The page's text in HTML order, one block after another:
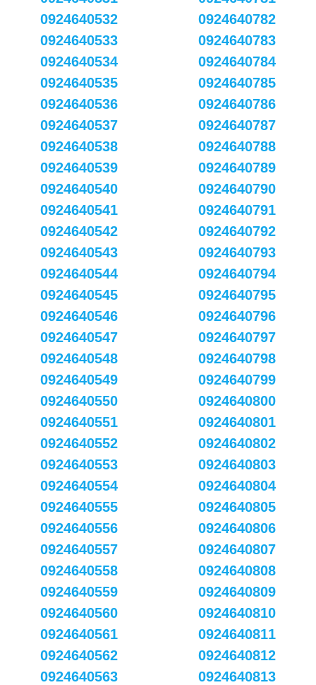
0924640532
0924640533
0924640534
0924640535
0924640536
0924640537
0924640538
0924640539
0924640540
0924640541
0924640542
0924640543
0924640544
0924640545
0924640546
0924640547
0924640548
0924640549
0924640550
0924640551
0924640552
0924640553
0924640554
0924640555
0924640556
0924640557
0924640558
0924640559
0924640560
0924640561
0924640562
0924640563
0924640782
0924640783
0924640784
0924640785
0924640786
0924640787
0924640788
0924640789
0924640790
0924640791
0924640792
0924640793
0924640794
0924640795
0924640796
0924640797
0924640798
0924640799
0924640800
0924640801
0924640802
0924640803
0924640804
0924640805
0924640806
0924640807
0924640808
0924640809
0924640810
0924640811
0924640812
0924640813